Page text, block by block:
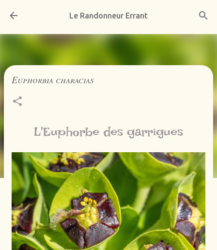
Accéder au contenu principal
Le Randonneur Errant
Euphorbia characias
L'Euphorbe des garrigues